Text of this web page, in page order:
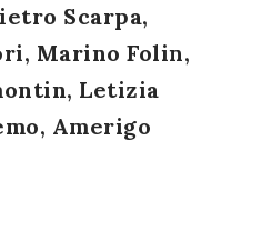
Scarpa,
Marino Folin,
Letizia
Amerigo